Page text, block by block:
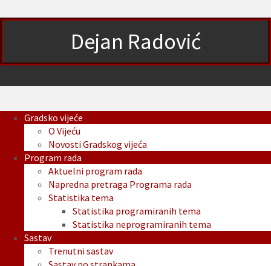
Dejan Radović
Gradsko vijeće
O Vijeću
Novosti Gradskog vijeća
Program rada
Aktuelni program rada
Napredna pretraga Programa rada
Statistika tema
Statistika programiranih tema
Statistika neprogramiranih tema
Sastav
Trenutni sastav